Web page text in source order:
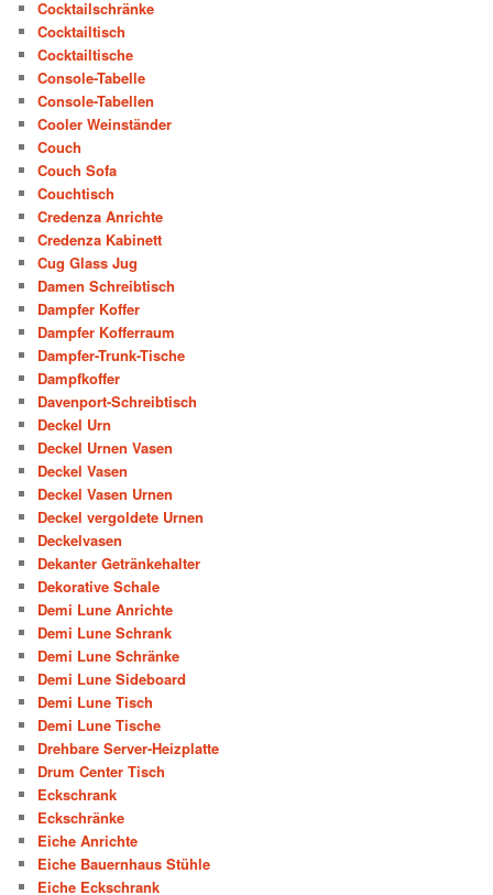
Cocktailschränke
Cocktailtisch
Cocktailtische
Console-Tabelle
Console-Tabellen
Cooler Weinständer
Couch
Couch Sofa
Couchtisch
Credenza Anrichte
Credenza Kabinett
Cug Glass Jug
Damen Schreibtisch
Dampfer Koffer
Dampfer Kofferraum
Dampfer-Trunk-Tische
Dampfkoffer
Davenport-Schreibtisch
Deckel Urn
Deckel Urnen Vasen
Deckel Vasen
Deckel Vasen Urnen
Deckel vergoldete Urnen
Deckelvasen
Dekanter Getränkehalter
Dekorative Schale
Demi Lune Anrichte
Demi Lune Schrank
Demi Lune Schränke
Demi Lune Sideboard
Demi Lune Tisch
Demi Lune Tische
Drehbare Server-Heizplatte
Drum Center Tisch
Eckschrank
Eckschränke
Eiche Anrichte
Eiche Bauernhaus Stühle
Eiche Eckschrank